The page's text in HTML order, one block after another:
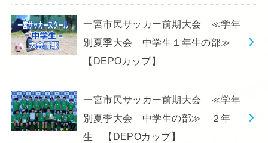
一宮市民サッカー前期大会 ≪学年
別夏季大会 中学生１年生の部≫
【DEPOカップ】
一宮市民サッカー前期大会 ≪学年
別夏季大会 中学生の部≫ ２年
生 【DEPOカップ】